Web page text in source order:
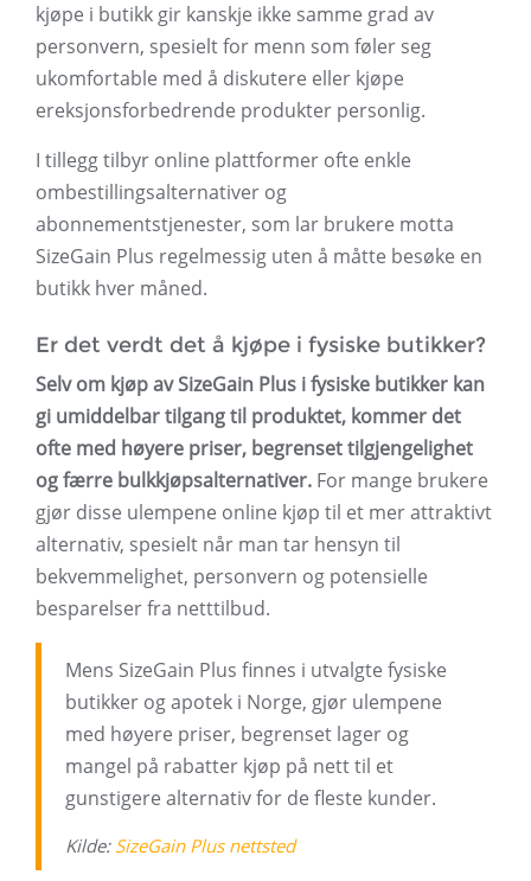
kjøpe i butikk gir kanskje ikke samme grad av
personvern, spesielt for menn som føler seg
ukomfortable med å diskutere eller kjøpe
ereksjonsforbedrende produkter personlig.
I tillegg tilbyr online plattformer ofte enkle
ombestillingsalternativer og
abonnementstjenester, som lar brukere motta
SizeGain Plus regelmessig uten å måtte besøke en
butikk hver måned.
Er det verdt det å kjøpe i fysiske butikker?
Selv om kjøp av SizeGain Plus i fysiske butikker kan
gi umiddelbar tilgang til produktet, kommer det
ofte med høyere priser, begrenset tilgjengelighet
og færre bulkkjøpsalternativer. For mange brukere
gjør disse ulempene online kjøp til et mer attraktivt
alternativ, spesielt når man tar hensyn til
bekvemmelighet, personvern og potensielle
besparelser fra netttilbud.
Mens SizeGain Plus finnes i utvalgte fysiske
butikker og apotek i Norge, gjør ulempene
med høyere priser, begrenset lager og
mangel på rabatter kjøp på nett til et
gunstigere alternativ for de fleste kunder.
Kilde: SizeGain Plus nettsted